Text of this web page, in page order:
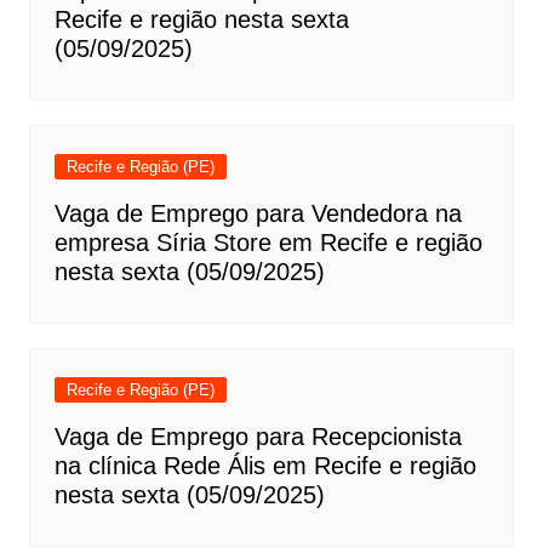
Recife e região nesta sexta
(05/09/2025)
Recife e Região (PE)
Vaga de Emprego para Vendedora na
empresa Síria Store em Recife e região
nesta sexta (05/09/2025)
Recife e Região (PE)
Vaga de Emprego para Recepcionista
na clínica Rede Ális em Recife e região
nesta sexta (05/09/2025)